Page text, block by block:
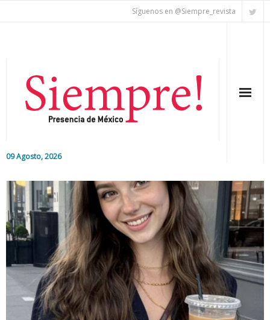
Síguenos en @Siempre_revista
09 Agosto, 2026
Editorial
Nacional
Colaboradores
Internacional